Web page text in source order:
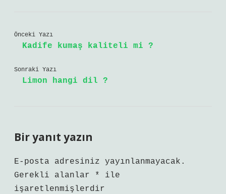
Önceki Yazı
Kadife kumaş kaliteli mi ?
Sonraki Yazı
Limon hangi dil ?
Bir yanıt yazın
E-posta adresiniz yayınlanmayacak.
Gerekli alanlar
*
ile
işaretlenmişlerdir